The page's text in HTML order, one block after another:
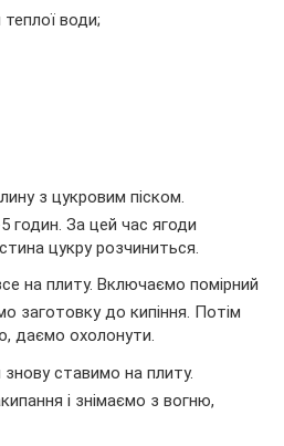
води;
з цукровим піском.
годин. За цей час ягоди
цукру розчиниться.
на плиту. Включаємо помірний
заготовку до кипіння. Потім
даємо охолонути.
ставимо на плиту.
і знімаємо з вогню,